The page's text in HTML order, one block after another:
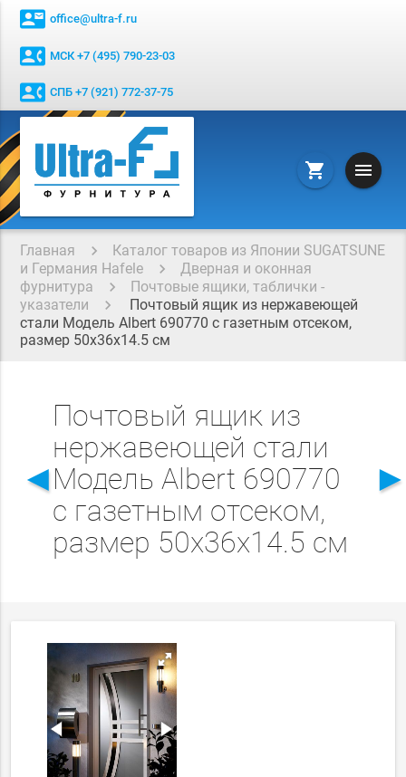
contact_mail office@ultra-f.ru
contact_phone МСК +7 (495) 790-23-03
contact_phone СПБ +7 (921) 772-37-75
shopping_cart menu
Главная
Каталог товаров из Японии SUGATSUNE
и Германия Hafele
Дверная и оконная
фурнитура
Почтовые ящики, таблички -
указатели
Почтовый ящик из нержавеющей
стали Модель Albert 690770 с газетным отсеком,
размер 50х36х14.5 см
◄
Почтовый ящик из
нержавеющей стали
Модель Albert 690770
с газетным отсеком,
размер 50х36х14.5 см